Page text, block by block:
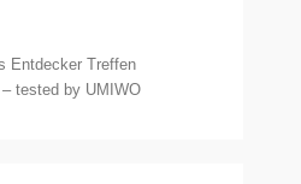
Entdecker Treffen
tested by UMIWO